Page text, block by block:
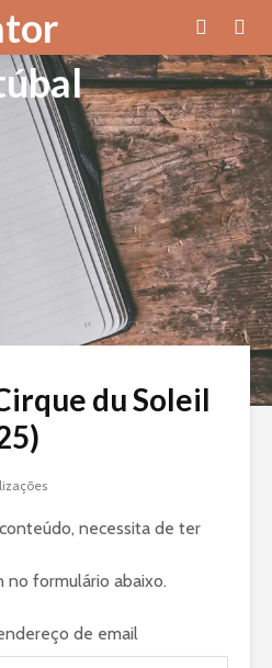
du Soleil
necessita de ter
no formulário abaixo.
de email